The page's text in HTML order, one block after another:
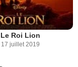
Le Roi Lion
17 juillet 2019